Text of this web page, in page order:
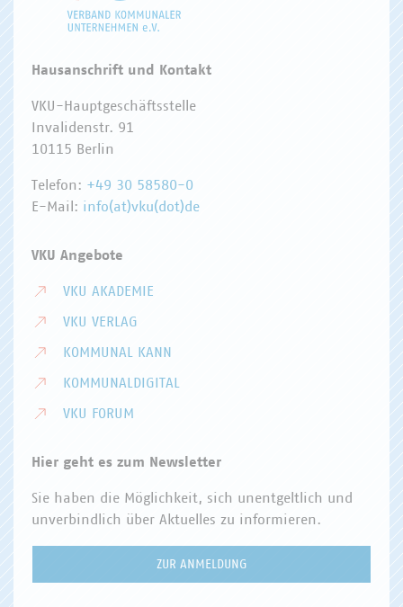
Hausanschrift und Kontakt
VKU-Hauptgeschäftsstelle
Invalidenstr. 91
10115 Berlin
Telefon: +49 30 58580-0
E-Mail: info(at)vku(dot)de
VKU Angebote
VKU AKADEMIE
VKU VERLAG
KOMMUNAL KANN
KOMMUNALDIGITAL
VKU FORUM
Hier geht es zum Newsletter
Sie haben die Möglichkeit, sich unentgeltlich und
unverbindlich über Aktuelles zu informieren.
ZUR ANMELDUNG